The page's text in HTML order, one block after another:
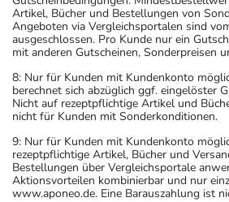
Artikel, Bücher und Bestellungen von
Angeboten via Vergleichsportalen sind
ausgeschlossen. Pro Kunde nur ein
mit anderen Gutscheinen, Sonderpreisen
8: Nur für Kunden mit Kundenkonto
berechnet sich abzüglich ggf. eingelöster
Nicht auf rezeptpflichtige Artikel und
nicht für Kunden mit Sonderkonditionen.
9: Nur für Kunden mit Kundenkonto
rezeptpflichtige Artikel, Bücher und
Bestellungen über Vergleichsportale
Aktionsvorteilen kombinierbar und nur
www.aponeo.de. Eine Barauszahlung ist